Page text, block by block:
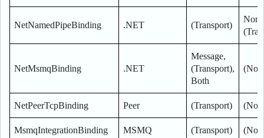
NetNamedPipeBinding .NET (Transport)
NetMsmqBinding .NET
Message,
(Transport),
Both
NetPeerTcpBinding Peer (Transport)
MsmqIntegrationBinding MSMQ (Transport)